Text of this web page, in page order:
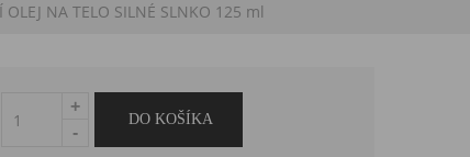
OLEJ NA TELO SILNÉ SLNKO 125 ml